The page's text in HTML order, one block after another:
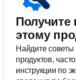
Получите
этому
Найдите
продуктов,
инструкции по